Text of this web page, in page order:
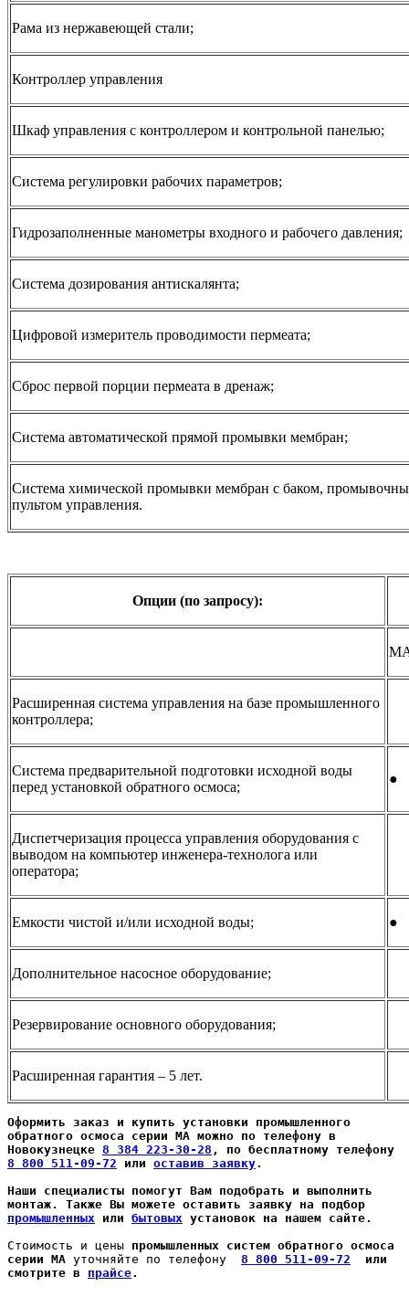
Рама из нержавеющей стали;
Контроллер управления
Шкаф управления с контроллером и контрольной панелью;
Система регулировки рабочих параметров;
Гидрозаполненные манометры входного и рабочего давления;
Система дозирования антискалянта;
Цифровой измеритель проводимости пермеата;
Сброс первой порции пермеата в дренаж;
Система автоматической прямой промывки мембран;
Система химической промывки мембран с баком,
пультом управления.
Опции (по запросу):
Расширенная система управления на базе промышленного
контроллера;
Система предварительной подготовки исходной воды
перед установкой обратного осмоса;
●
Диспетчеризация процесса управления оборудования с
выводом на компьютер инженера-технолога или
оператора;
Емкости чистой и/или исходной воды; ●
Дополнительное насосное оборудование;
Резервирование основного оборудования;
Расширенная гарантия – 5 лет.
Оформить заказ и купить установки промышленного
обратного осмоса серии МА можно по телефону в
Новокузнецке 8 384 223-30-28
8 800 511-09-72 или оставив заявку.
Наши специалисты помогут Вам подобрать и выполнить
промышленных или бытовых установок на нашем сайте.
Стоимость и цены промышленных систем обратного осмоса
серии МА уточняйте по телефону 8 800 511-09-72
  или
смотрите в прайсе.